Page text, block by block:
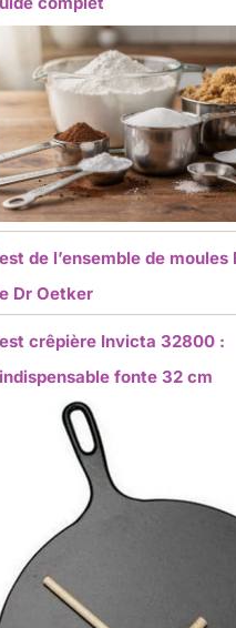
de l’ensemble de moules
Dr Oetker
crêpière Invicta 32800 :
fonte 32 cm